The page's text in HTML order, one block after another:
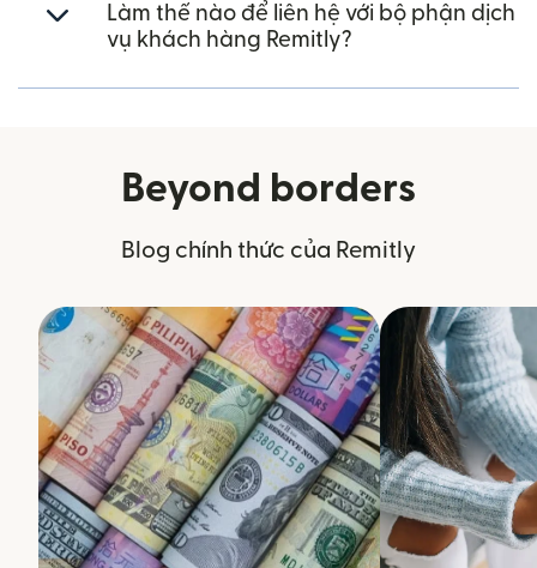
Làm thế nào để liên hệ với bộ phận dịch
vụ khách hàng Remitly?
Beyond borders
Blog chính thức của Remitly